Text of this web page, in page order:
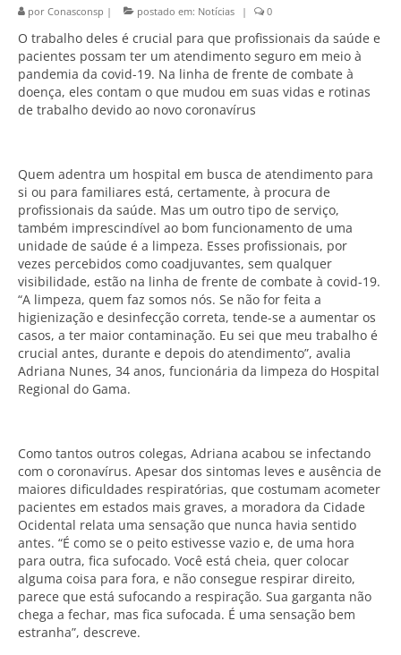
por Conasconsp | postado em: Notícias | 0
O trabalho deles é crucial para que profissionais da saúde e
pacientes possam ter um atendimento seguro em meio à
pandemia da covid-19. Na linha de frente de combate à
doença, eles contam o que mudou em suas vidas e rotinas
de trabalho devido ao novo coronavírus
Quem adentra um hospital em busca de atendimento para
si ou para familiares está, certamente, à procura de
profissionais da saúde. Mas um outro tipo de serviço,
também imprescindível ao bom funcionamento de uma
unidade de saúde é a limpeza. Esses profissionais, por
vezes percebidos como coadjuvantes, sem qualquer
visibilidade, estão na linha de frente de combate à covid-19.
“A limpeza, quem faz somos nós. Se não for feita a
higienização e desinfecção correta, tende-se a aumentar os
casos, a ter maior contaminação. Eu sei que meu trabalho é
crucial antes, durante e depois do atendimento”, avalia
Adriana Nunes, 34 anos, funcionária da limpeza do Hospital
Regional do Gama.
Como tantos outros colegas, Adriana acabou se infectando
com o coronavírus. Apesar dos sintomas leves e ausência de
maiores dificuldades respiratórias, que costumam acometer
pacientes em estados mais graves, a moradora da Cidade
Ocidental relata uma sensação que nunca havia sentido
antes. “É como se o peito estivesse vazio e, de uma hora
para outra, fica sufocado. Você está cheia, quer colocar
alguma coisa para fora, e não consegue respirar direito,
parece que está sufocando a respiração. Sua garganta não
chega a fechar, mas fica sufocada. É uma sensação bem
estranha”, descreve.